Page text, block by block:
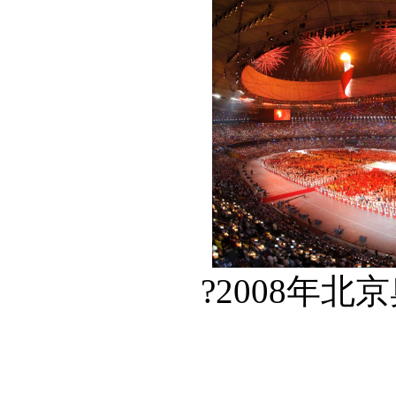
?2008年北